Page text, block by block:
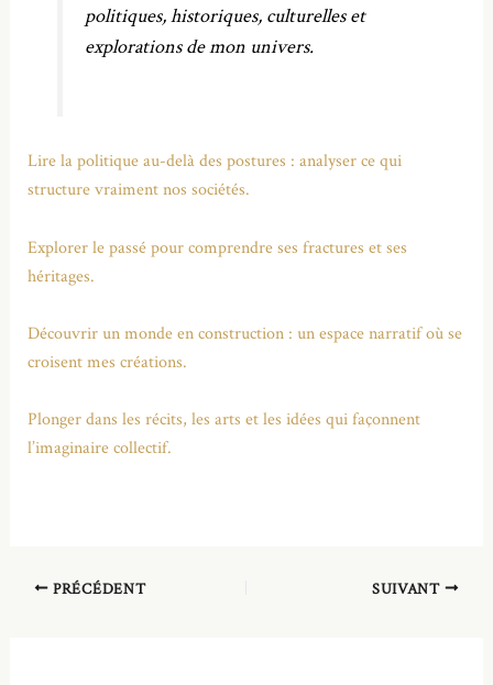
politiques, historiques, culturelles et
explorations de mon univers.
Lire la politique au-delà des postures : analyser ce qui
structure vraiment nos sociétés.
Explorer le passé pour comprendre ses fractures et ses
héritages.
Découvrir un monde en construction : un espace narratif où se
croisent mes créations.
Plonger dans les récits, les arts et les idées qui façonnent
l’imaginaire collectif.
PRÉCÉDENT SUIVANT